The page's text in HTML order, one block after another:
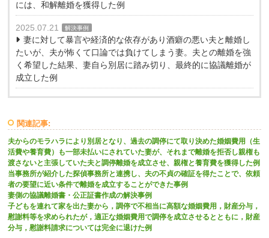
には、和解離婚を獲得した例
2025.07.21 解決事例
妻に対して暴言や経済的な依存があり酒癖の悪い夫と離婚し
たいが、夫が怖くて口論では負けてしまう妻。夫との離婚を強
く希望した結果、妻自ら別居に踏み切り、最終的に協議離婚が
成立した例
関連記事:
夫からのモラハラにより別居となり、過去の調停にて取り決めた婚姻費用（生
活費や養育費）も一部未払いにされていた妻が、それまで離婚を拒否し親権も
渡さないと主張していた夫と調停離婚を成立させ、親権と養育費を獲得した例
当事務所が紹介した探偵事務所と連携し、夫の不貞の確証を得たことで、依頼
者の要望に近い条件で離婚を成立することができた事例
妻側の協議離婚書・公正証書作成の解決事例
子どもを連れて家を出た妻から，調停で不相当に高額な婚姻費用，財産分与，
慰謝料等を求められたが，適正な婚姻費用で調停を成立させるとともに，財産
分与，慰謝料請求については完全に退けた例